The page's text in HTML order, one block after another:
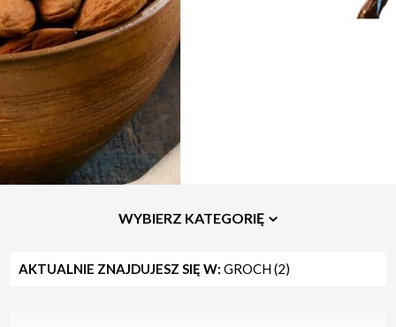
WYBIERZ KATEGORIĘ
AKTUALNIE ZNAJDUJESZ SIĘ W: GROCH (2)